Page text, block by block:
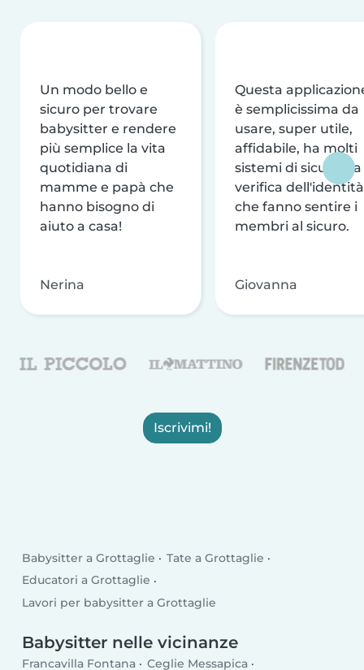
Un modo bello e
sicuro per trovare
babysitter e rendere
più semplice la vita
quotidiana di
mamme e papà che
hanno bisogno di
aiuto a casa!
Nerina
Questa
è semplicissima da
usare, super utile,
affidabile, ha molti
sistemi di sicurezza
verifica dell'identità
che fanno sentire i
membri al sicuro.
Giovanna
Iscrivimi!
Babysitter a Grottaglie
Tate a Grottaglie
Educatori a Grottaglie
Lavori per babysitter a Grottaglie
Babysitter nelle vicinanze
Francavilla Fontana
Ceglie Messapica